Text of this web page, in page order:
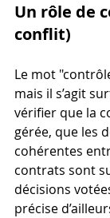
Un rôle de
conflit)
Le mot
mais il s’agit
vérifier que la
gérée, que les
cohérentes
contrats sont
décisions
précise